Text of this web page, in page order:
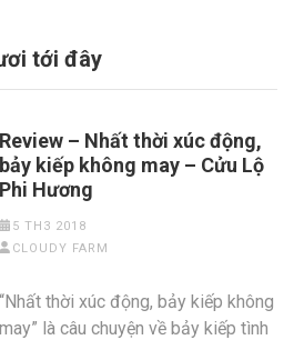
tới đây
Review – Nhất thời xúc động,
bảy kiếp không may – Cửu Lộ
Phi Hương
5 TH3 2018
CLOUDY FARM
“Nhất thời xúc động, bảy kiếp không
may” là câu chuyện về bảy kiếp tình